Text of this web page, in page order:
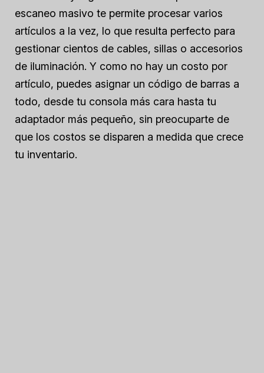
escaneo masivo te permite procesar varios
artículos a la vez, lo que resulta perfecto para
gestionar cientos de cables, sillas o accesorios
de iluminación. Y como no hay un costo por
artículo, puedes asignar un código de barras a
todo, desde tu consola más cara hasta tu
adaptador más pequeño, sin preocuparte de
que los costos se disparen a medida que crece
tu inventario.